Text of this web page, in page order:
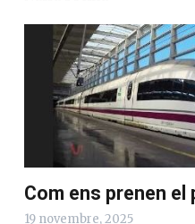
La publicitat
dels nostres
20 novembre, 2025